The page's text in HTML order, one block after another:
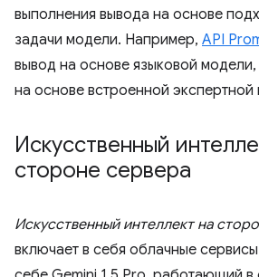
выполнения вывода на основе
задачи модели. Например, API
вывод на основе языковой модели,
на основе встроенной экспертной
Искусственный
стороне сервера
Искусственный интеллект на
включает в себя облачные